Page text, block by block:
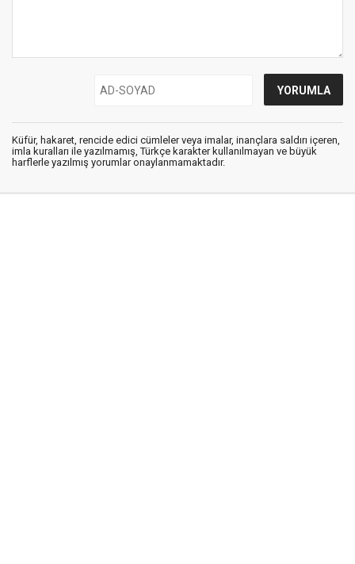
Küfür, hakaret, rencide edici cümleler veya imalar, inançlara saldırı içeren,
imla kuralları ile yazılmamış, Türkçe karakter kullanılmayan ve büyük
harflerle yazılmış yorumlar onaylanmamaktadır.